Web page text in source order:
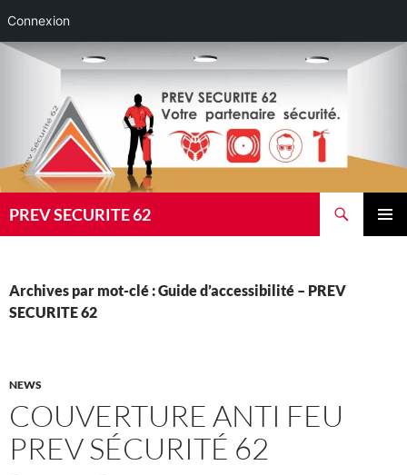
Connexion
Aller
PREV SECURITE 62
Archives par mot-clé : Guide d’accessibilité – PREV
SECURITE 62
NEWS
COUVERTURE ANTI FEU
PREV SÉCURITÉ 62